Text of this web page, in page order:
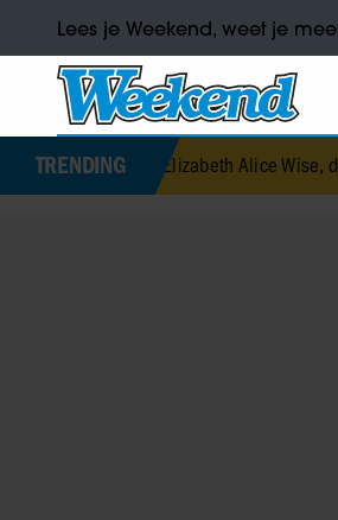
Lees je Weekend, weet je
TRENDING
Elizabeth Alice Wise, de royal die